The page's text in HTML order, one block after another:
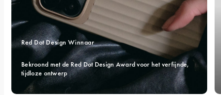
Red Dot Design Winnaar
Bekroond met de Red Dot Design Award voor het verfijnde,
tijdloze ontwerp